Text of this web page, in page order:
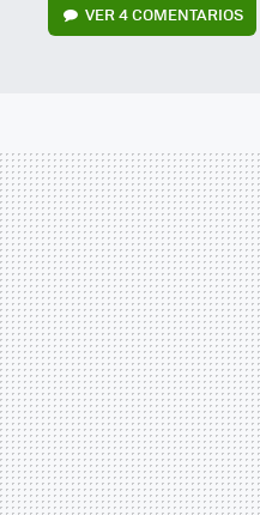
VER 4 COMENTARIOS